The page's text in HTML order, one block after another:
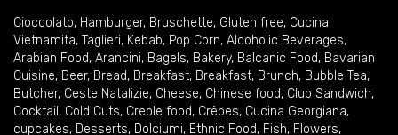
Cioccolato, Hamburger, Bruschette, Gluten free, Cucina
Vietnamita, Taglieri, Kebab, Pop Corn, Alcoholic Beverages,
Arabian Food, Arancini, Bagels, Bakery, Balcanic Food, Bavarian
Cuisine, Beer, Bread, Breakfast, Breakfast, Brunch, Bubble Tea,
Butcher, Ceste Natalizie, Cheese, Chinese food, Club Sandwich,
Cocktail , Cold Cuts, Creole food, Crêpes, Cucina Georgiana,
cupcakes, Desserts, Dolciumi, Ethnic Food, Fish, Flowers,